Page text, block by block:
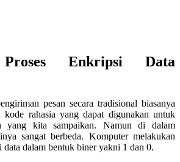
Proses Enkripsi Data
pesan secara tradisional biasanya
kode rahasia yang dapat digunakan untuk
yang kita sampaikan. Namun di dalam
sangat berbeda. Komputer melakukan
dalam bentuk biner yakni 1 dan 0.